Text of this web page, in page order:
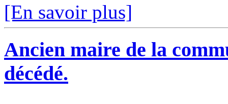
[En savoir plus]
Ancien maire de la
décédé.